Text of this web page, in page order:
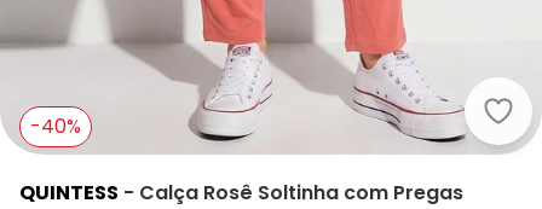
-40%
QUINTESS - Calça Rosê Soltinha com Pregas